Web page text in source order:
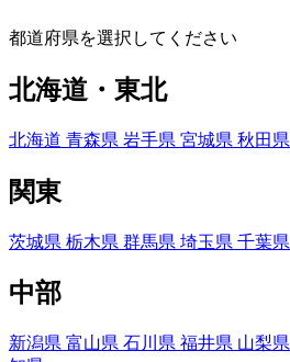
都道府県を選択してください
北海道・東北
北海道 青森県 岩手県 宮城県 秋田県
関東
茨城県 栃木県 群馬県 埼玉県 千葉県
中部
新潟県 富山県 石川県 福井県 山梨県